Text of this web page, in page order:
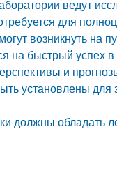
ведут
для
возникнуть на
на быстрый успех
и
установлены
должны